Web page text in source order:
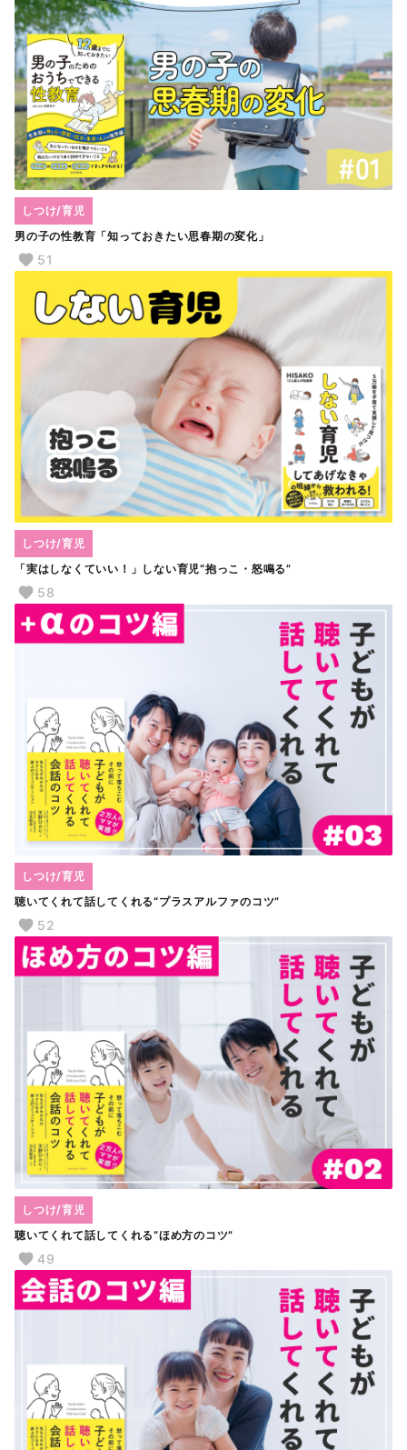
男の子の性教育「知っておきたい思春期の変化」
しつけ/育児
51
「実はしなくていい！」しない育児“抱っこ・怒鳴る”
しつけ/育児
58
聴いてくれて話してくれる“プラスアルファのコツ”
しつけ/育児
52
聴いてくれて話してくれる“ほめ方のコツ”
しつけ/育児
49